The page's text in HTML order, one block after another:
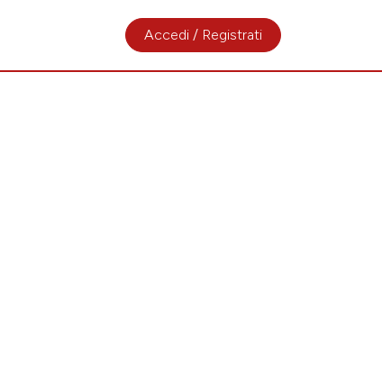
Accedi / Registrati